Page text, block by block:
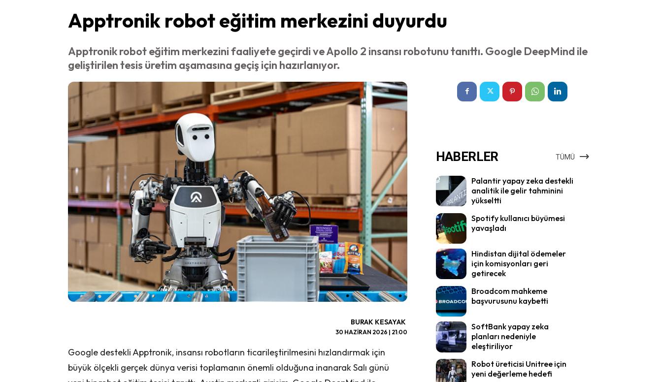
Apptronik robot eğitim merkezini duyurdu
Apptronik robot eğitim merkezini faaliyete geçirdi ve Apollo 2 insansı robotunu tanıttı. Google DeepMind ile
geliştirilen tesis üretim aşamasına geçiş için hazırlanıyor.
BURAK KESAYAK
30 HAZIRAN 2026 | 21:00
Google destekli Apptronik, insansı robotların ticarileştirilmesini hızlandırmak için
büyük ölçekli gerçek dünya verisi toplamanın önemli olduğuna inanarak Salı günü
HABERLER TÜMÜ
Palantir yapay zeka destekli
analitik ile gelir tahminini
yükseltti
Spotify kullanıcı büyümesi
yavaşladı
Hindistan dijital ödemeler
için komisyonları geri
getirecek
Broadcom mahkeme
başvurusunu kaybetti
SoftBank yapay zeka
planları nedeniyle
eleştiriliyor
Robot üreticisi Unitree için
yeni değerleme hedefi